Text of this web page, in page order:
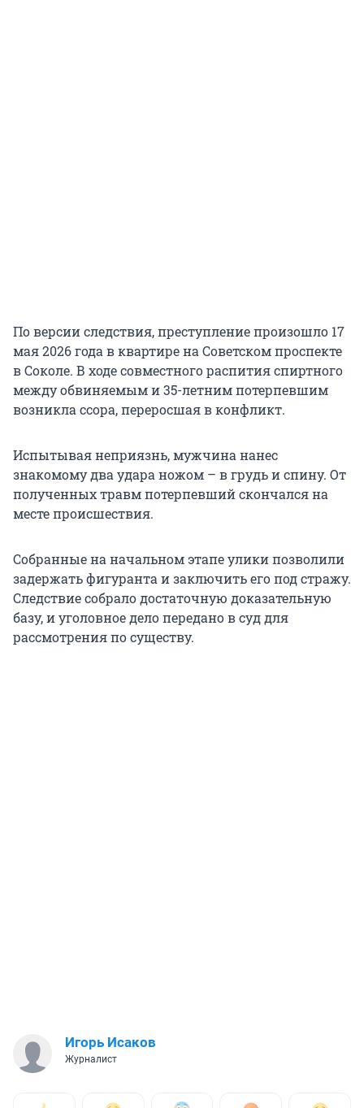
По версии следствия, преступление произошло 17
мая 2026 года в квартире на Советском проспекте
в Соколе. В ходе совместного распития спиртного
между обвиняемым и 35-летним потерпевшим
возникла ссора, переросшая в конфликт.
Испытывая неприязнь, мужчина нанес
знакомому два удара ножом – в грудь и спину. От
полученных травм потерпевший скончался на
месте происшествия.
Собранные на начальном этапе улики позволили
задержать фигуранта и заключить его под стражу.
Следствие собрало достаточную доказательную
базу, и уголовное дело передано в суд для
рассмотрения по существу.
Игорь Исаков
Журналист